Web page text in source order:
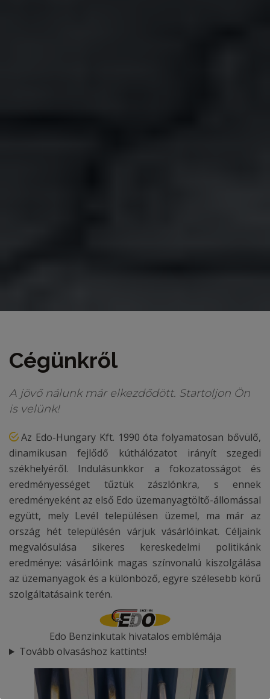
Cégünkről
A jövő nálunk már elkezdődött. Startoljon Ön
is velünk!
Az Edo-Hungary Kft. 1990 óta folyamatosan bővülő,
dinamikusan fejlődő kúthálózatot irányít szegedi
székhelyéről. Indulásunkkor a fokozatosságot és
eredményességet tűztük zászlónkra, s ennek
eredményeként az első Edo üzemanyagtöltő-állomással
együtt, mely Levél településen üzemel, ma már az
ország hét településén várjuk vásárlóinkat. Céljaink
megvalósulása sikeres kereskedelmi politikánk
eredménye: vásárlóink magas színvonalú kiszolgálása
az üzemanyagok és a különböző, egyre szélesebb körű
szolgáltatásaink terén.
Edo Benzinkutak hivatalos emblémája
Tovább olvasáshoz kattints!